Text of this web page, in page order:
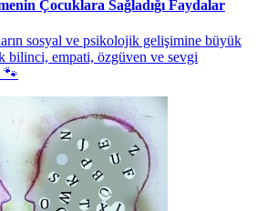
Çocuklara Sağladığı Faydalar
sosyal ve psikolojik gelişimine büyük
bilinci, empati, özgüven ve sevgi
🐾